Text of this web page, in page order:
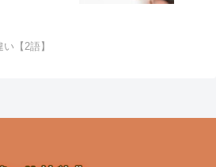
【2語】